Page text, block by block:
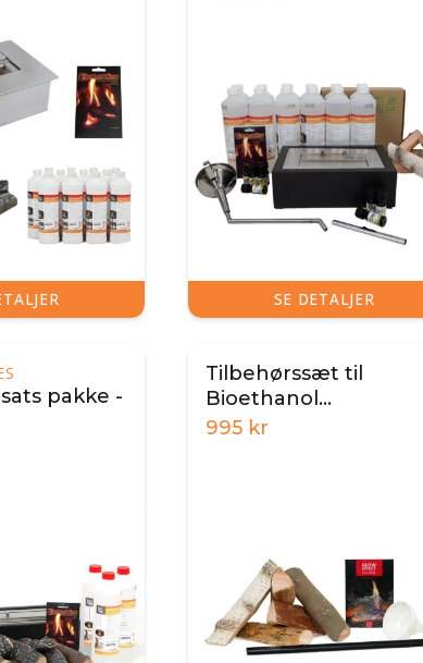
SE DETALJER
pakke -
Tilbehørssæt til
Bioethanol
Brændeovn
995 kr